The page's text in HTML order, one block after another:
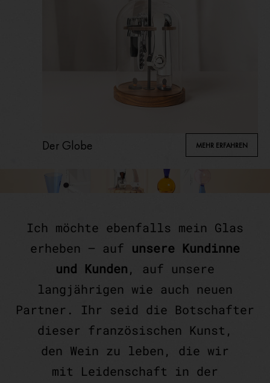
Der Globe MEHR ERFAHREN
Ich möchte ebenfalls mein Glas
erheben – auf unsere Kundinne
und Kunden, auf unsere
langjährigen wie auch neuen
Partner. Ihr seid die Botschafter
dieser französischen Kunst,
den Wein zu leben, die wir
mit Leidenschaft in der